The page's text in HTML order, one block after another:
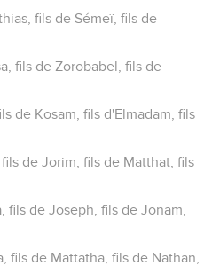
fils de Sémeï, fils de
fils de Zorobabel, fils de
de Kosam, fils d'Elmadam, fils
de Jorim, fils de Matthat, fils
fils de Joseph, fils de Jonam,
fils de Mattatha, fils de Nathan,